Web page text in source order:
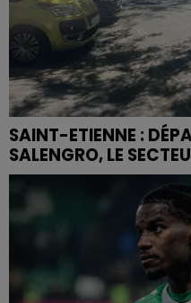
SAINT-ETIENNE :
SALENGRO, LE